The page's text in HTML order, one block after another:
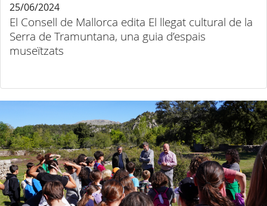
El Consell de Mallorca edita El llegat cultural de la
Serra de Tramuntana, una guia d’espais
museïtzats
25/06/2024